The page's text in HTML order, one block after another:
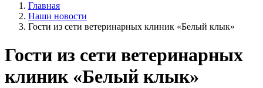
Главная
Наши новости
Гости из сети ветеринарных клиник «Белый клык»
Гости из сети ветеринарных
клиник «Белый клык»